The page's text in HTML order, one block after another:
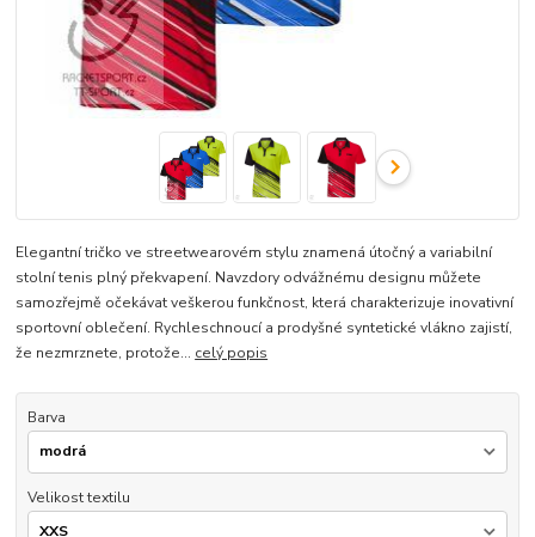
Elegantní tričko ve streetwearovém stylu znamená útočný a variabilní
stolní tenis plný překvapení. Navzdory odvážnému designu můžete
samozřejmě očekávat veškerou funkčnost, která charakterizuje inovativní
sportovní oblečení. Rychleschnoucí a prodyšné syntetické vlákno zajistí,
že nezmrznete, protože... celý popis
Barva
Velikost textilu